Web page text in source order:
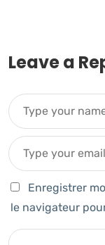
Leave a
Enregistrer
le navigateur